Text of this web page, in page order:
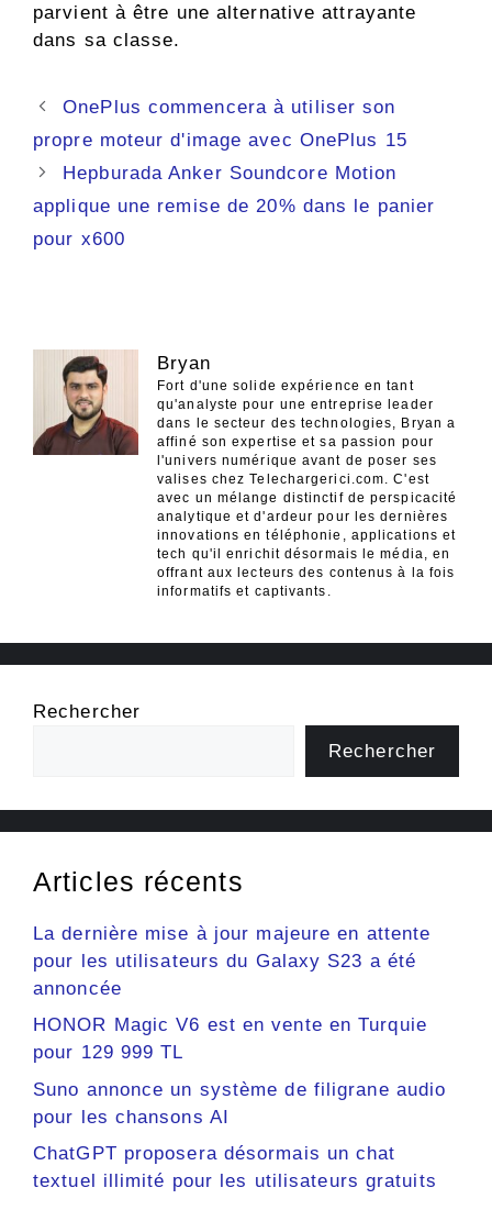
parvient à être une alternative attrayante
dans sa classe.
Navigation
OnePlus commencera à utiliser son
propre moteur d'image avec OnePlus 15
Hepburada Anker Soundcore Motion
applique une remise de 20% dans le panier
pour x600
Bryan
Fort d'une solide expérience en tant
qu'analyste pour une entreprise leader
dans le secteur des technologies, Bryan a
affiné son expertise et sa passion pour
l'univers numérique avant de poser ses
valises chez Telechargerici.com. C'est
avec un mélange distinctif de perspicacité
analytique et d'ardeur pour les dernières
innovations en téléphonie, applications et
tech qu'il enrichit désormais le média, en
offrant aux lecteurs des contenus à la fois
informatifs et captivants.
Rechercher
Rechercher
Articles récents
La dernière mise à jour majeure en attente
pour les utilisateurs du Galaxy S23 a été
annoncée
HONOR Magic V6 est en vente en Turquie
pour 129 999 TL
Suno annonce un système de filigrane audio
pour les chansons AI
ChatGPT proposera désormais un chat
textuel illimité pour les utilisateurs gratuits